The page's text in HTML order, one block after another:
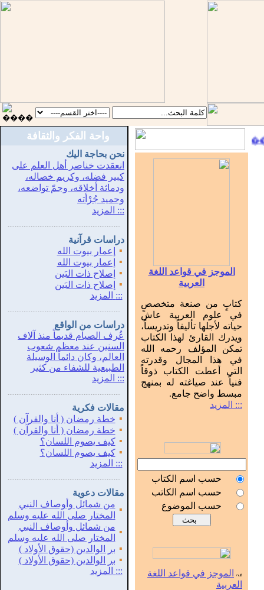
واحة الفكر والثقافة
نحن بحاجة اليك
انعقدت خناصر أهل العلم على
كبير فضله، وكريم خصاله،
ودماثة أخلاقه، وجمّ تواضعه،
وحميد جُرْأته
::: المزيد
دراسات قرآنية
▪
إعمار بيوت الله
▪
إعمار بيوت الله
▪
إصلاح ذات البَين
▪
إصلاح ذات البَين
::: المزيد
دراسات من الواقع
عُرف الصيام قديماً منذ آلاف
السنين عند معظم شعوب
العالم، وكان دائماً الوسيلة
الطبيعية للشفاء من كثير
::: المزيد
مقالات فكرية
▪ خطة رمضان ( أنا والقرآن )
▪ خطة رمضان ( أنا والقرآن )
▪ كيف يصوم اللسان؟
▪ كيف يصوم اللسان؟
::: المزيد
مقالات دعوية
▪
من شمائل وأوصاف النبي
المختار صلى الله عليه وسلم
▪
من شمائل وأوصاف النبي
المختار صلى الله عليه وسلم
▪ بر الوالدين (حقوق الأولاد )
▪ بر الوالدين (حقوق الأولاد )
::: المزيد
������ ��
الموجز في قواعد اللغة
العربية
كتابٍ من صنعة متخصصٍ
في علوم العربية عاش
حياته لأجلها تأليفاً وتدريساً،
ويدرك القارئ لهذا الكتاب
تمكن المؤلف رحمه الله
في هذا المجال وقدرته
التي أعطت الكتاب ذوقاً
فنياً عند صياغته له بمنهج
مبسط واضح جامع.
::: المزيد
حسب اسم الكتاب
حسب اسم الكاتب
حسب الموضوع
الموجز في قواعد اللغة
العربية